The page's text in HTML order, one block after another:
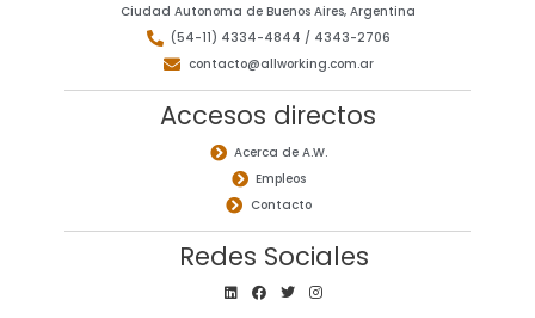
Ciudad Autonoma de Buenos Aires, Argentina
(54-11) 4334-4844 / 4343-2706
contacto@allworking.com.ar
Accesos directos
Acerca de A.W.
Empleos
Contacto
Redes Sociales
L
i
F
a
T
w
I
n